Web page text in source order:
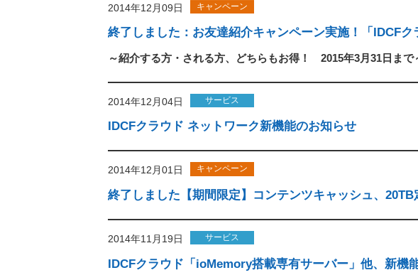
2014年12月09日 キャンペーン
終了しました：お友達紹介キャンペーン実施！「IDCF
～紹介する方・される方、どちらもお得！ 2015年3月31日まで
2014年12月04日 サービス
IDCFクラウド ネットワーク新機能のお知らせ
2014年12月01日 キャンペーン
終了しました【期間限定】コンテンツキャッシュ、20TB
2014年11月19日 サービス
IDCFクラウド「ioMemory搭載専有サーバー」他、新機